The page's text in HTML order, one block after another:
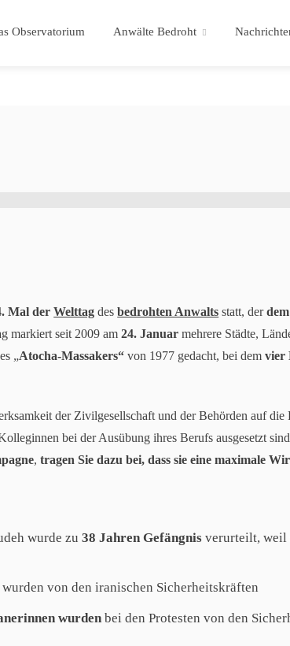
Observatorium Anwälte Bedroht
Mal derWelttag desbedrohten Anwalts statt, der
markiert seit 2009 am24. Januarmehrere Städte,
„Atocha-Massakers“ von 1977 gedacht, bei demvier
der Zivilgesellschaft und der Behörden auf die
bei der Ausübung ihres Berufs ausgesetzt
,tragen Sie dazu bei, dass sie eine maximale
wurde zu38 Jahren Gefängnisverurteilt, weil
von den iranischen Sicherheitskräften
wurdenbei den Protesten von den